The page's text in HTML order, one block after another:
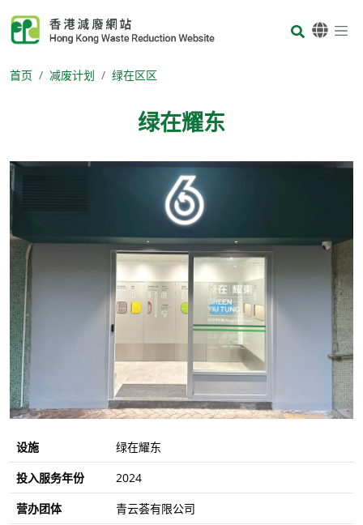
Body
首页 减废计划 绿在区区
绿在耀东
Body
设施
绿在耀东
投入服务年份
2024
营办团体
青云荟有限公司